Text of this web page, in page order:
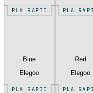
PLA RAPID
Blue
Elegoo
PLA
Red
Elegoo
PLA RAPID PLA